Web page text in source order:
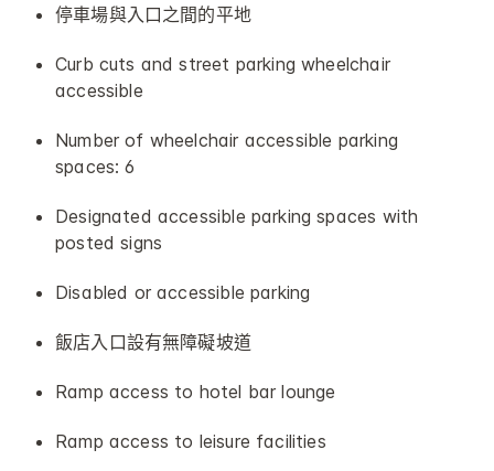
停車場與入口之間的平地
Curb cuts and street parking wheelchair
accessible
Number of wheelchair accessible parking
spaces: 6
Designated accessible parking spaces with
posted signs
Disabled or accessible parking
飯店入口設有無障礙坡道
Ramp access to hotel bar lounge
Ramp access to leisure facilities